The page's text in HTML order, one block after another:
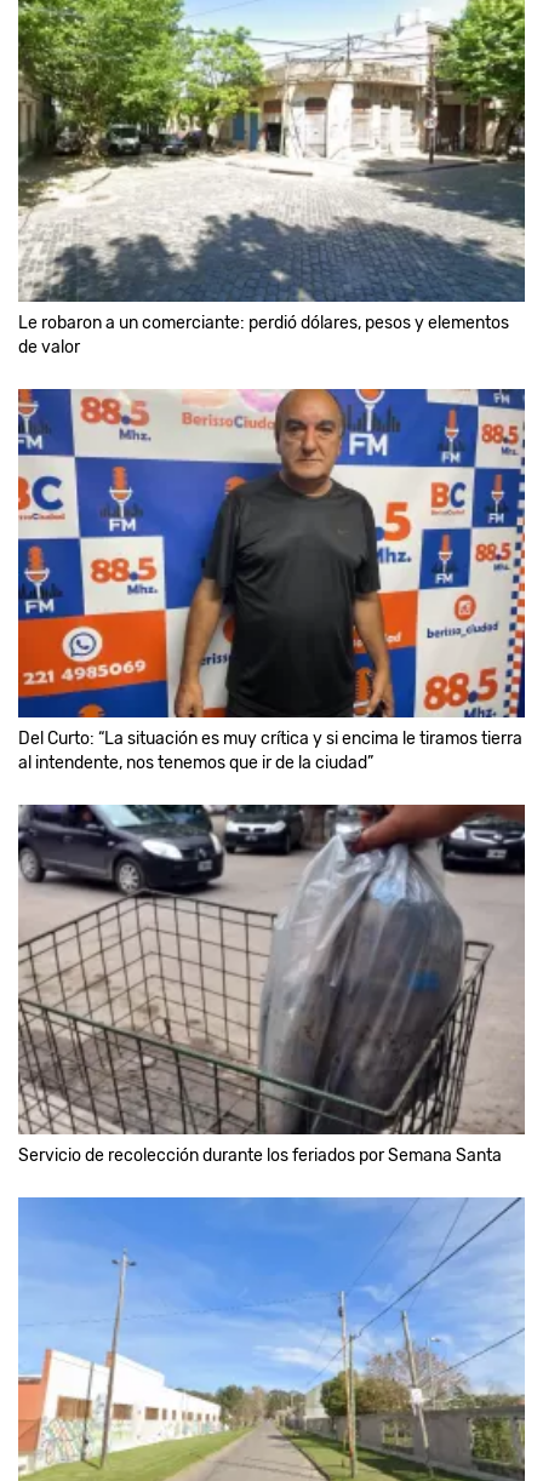
Le robaron a un comerciante: perdió dólares, pesos y elementos
de valor
Del Curto: “La situación es muy crítica y si encima le tiramos tierra
al intendente, nos tenemos que ir de la ciudad”
Servicio de recolección durante los feriados por Semana Santa